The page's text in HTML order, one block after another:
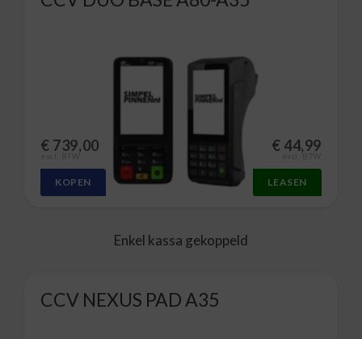
€ 739,00
excl. BTW
KOPEN
€ 44,99
excl. BTW
LEASEN
Enkel kassa gekoppeld
CCV NEXUS PAD A35